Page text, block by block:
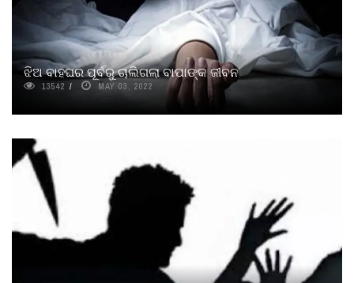
ଝିଅ ବାହଘର ପୂର୍ବରୁ ଚାଲିଗଲା ବାପାଙ୍କ ଜୀବନ
13542 MAY 03, 2022